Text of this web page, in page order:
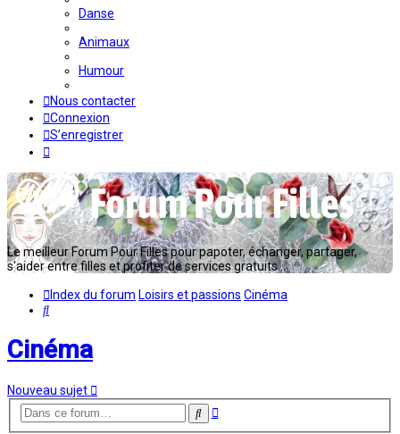
Danse
Animaux
Humour
Nous contacter
Connexion
S’enregistrer
Le meilleur Forum Pour Filles pour papoter, échanger, partager,
s'aider entre filles et profiter de services gratuits...
Index du forum Loisirs et passions Cinéma
Rechercher
Cinéma
Nouveau sujet
Rechercher
Recherche